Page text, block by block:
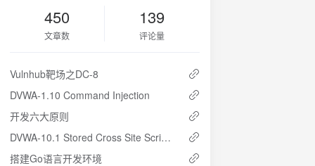
450
文章数
139
评论量
Vulnhub靶场之DC-8
DVWA-1.10 Command Injection
开发六大原则
DVWA-10.1 Stored Cross Site Scripting (XSS)
搭建Go语言开发环境